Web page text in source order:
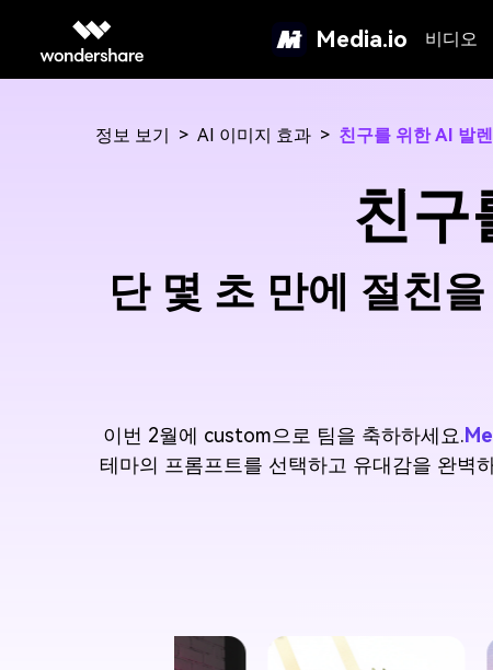
Media.io 비디오
정보 보기 > AI 이미지 효과 > 친구를 위한 AI 발
친구
단 몇 초 만에 절친
이번 2월에 custom으로 팀을 축하하세요.
테마의 프롬프트를 선택하고 유대감을 완벽